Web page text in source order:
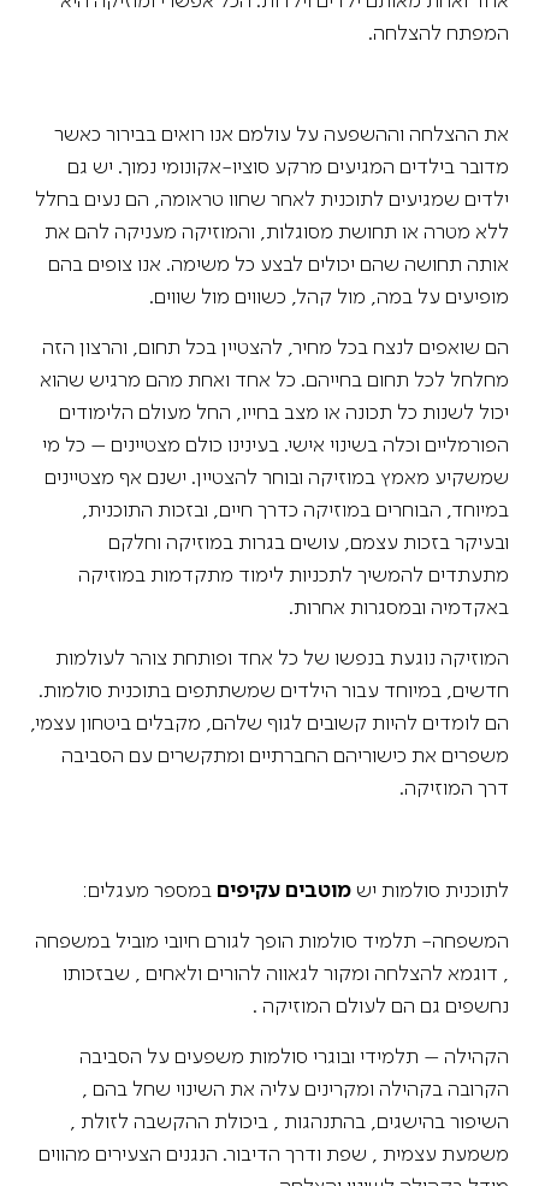
המפתח להצלחה.
את ההצלחה וההשפעה על עולמם אנו רואים בבירור כאשר
מדובר בילדים המגיעים מרקע סוציו-אקונומי נמוך. יש גם
ילדים שמגיעים לתוכנית לאחר שחוו טראומה, הם נעים בחלל
ללא מטרה או תחושת מסוגלות, והמוזיקה מעניקה להם את
אותה תחושה שהם יכולים לבצע כל משימה. אנו צופים בהם
מופיעים על במה, מול קהל, כשווים מול שווים.
הם שואפים לנצח בכל מחיר, להצטיין בכל תחום, והרצון הזה
מחלחל לכל תחום בחייהם. כל אחד ואחת מהם מרגיש שהוא
יכול לשנות כל תכונה או מצב בחייו, החל מעולם הלימודים
הפורמליים וכלה בשינוי אישי. בעינינו כולם מצטיינים – כל מי
שמשקיע מאמץ במוזיקה ובוחר להצטיין. ישנם אף מצטיינים
במיוחד, הבוחרים במוזיקה כדרך חיים, ובזכות התוכנית,
ובעיקר בזכות עצמם, עושים בגרות במוזיקה וחלקם
מתעתדים להמשיך לתכניות לימוד מתקדמות במוזיקה
באקדמיה ובמסגרות אחרות.
המוזיקה נוגעת בנפשו של כל אחד ופותחת צוהר לעולמות
חדשים, במיוחד עבור הילדים שמשתתפים בתוכנית סולמות.
הם לומדים להיות קשובים לגוף שלהם, מקבלים ביטחון עצמי,
משפרים את כישוריהם החברתיים ומתקשרים עם הסביבה
דרך המוזיקה.
לתוכנית סולמות יש מוטבים עקיפים במספר מעגלים:
המשפחה- תלמיד סולמות הופך לגורם חיובי מוביל במשפחה
, דוגמא להצלחה ומקור לגאווה להורים ולאחים , שבזכותו
נחשפים גם הם לעולם המוזיקה .
הקהילה – תלמידי ובוגרי סולמות משפעים על הסביבה
הקרובה בקהילה ומקרינים עליה את השינוי שחל בהם ,
השיפור בהישגים, בהתנהגות , ביכולת ההקשבה לזולת ,
משמעת עצמית , שפת ודרך הדיבור. הנגנים הצעירים מהווים